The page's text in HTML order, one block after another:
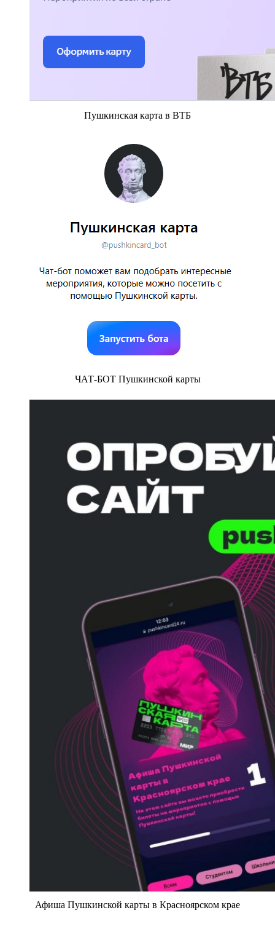
Пушкинская карта в ВТБ
ЧАТ-БОТ Пушкинской карты
Афиша Пушкинской карты в Красноярском крае